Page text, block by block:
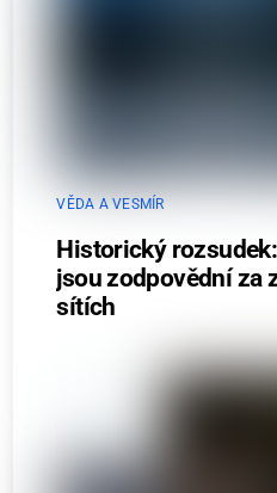
VĚDA A VESMÍR
Historický
jsou zodpovědní za
sítích